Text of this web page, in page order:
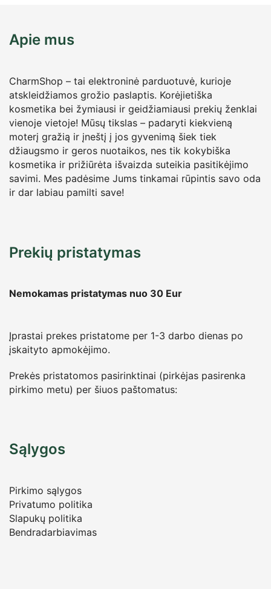
Apie mus
CharmShop – tai elektroninė parduotuvė, kurioje
atskleidžiamos grožio paslaptis. Korėjietiška
kosmetika bei žymiausi ir geidžiamiausi prekių ženklai
vienoje vietoje! Mūsų tikslas – padaryti kiekvieną
moterį gražią ir įneštį į jos gyvenimą šiek tiek
džiaugsmo ir geros nuotaikos, nes tik kokybiška
kosmetika ir prižiūrėta išvaizda suteikia pasitikėjimo
savimi. Mes padėsime Jums tinkamai rūpintis savo oda
ir dar labiau pamilti save!
Prekių pristatymas
Nemokamas pristatymas nuo 30 Eur
Įprastai prekes pristatome per 1-3 darbo dienas po
įskaityto apmokėjimo.
Prekės pristatomos pasirinktinai (pirkėjas pasirenka
pirkimo metu) per šiuos paštomatus:
Sąlygos
Pirkimo sąlygos
Privatumo politika
Slapukų politika
Bendradarbiavimas